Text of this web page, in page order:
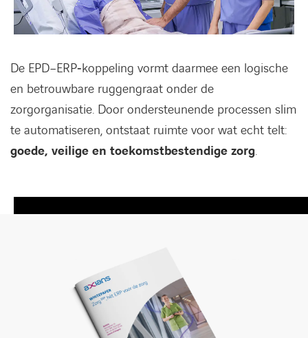
De EPD–ERP‑koppeling vormt daarmee een logische
en betrouwbare ruggengraat onder de
zorgorganisatie. Door ondersteunende processen slim
te automatiseren, ontstaat ruimte voor wat echt telt:
goede, veilige en toekomstbestendige zorg.